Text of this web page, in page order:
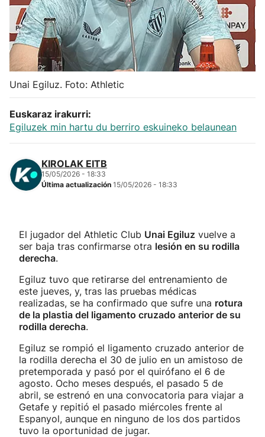
Balonmano
Kirolak 360
Atletismo
Carreras de montaña
Más deportes
"Helmuga"
Unai Egiluz. Foto: Athletic
Euskaraz irakurri:
Egiluzek min hartu du berriro eskuineko belaunean
KIROLAK EITB
15/05/2026 - 18:33
Última actualización 15/05/2026 - 18:33
El jugador del Athletic Club Unai Egiluz vuelve a
ser baja tras confirmarse otra lesión en su rodilla
derecha.
Egiluz tuvo que retirarse del entrenamiento de
este jueves, y, tras las pruebas médicas
realizadas, se ha confirmado que sufre una rotura
de la plastia del ligamento cruzado anterior de su
rodilla derecha.
Egiluz se rompió el ligamento cruzado anterior de
la rodilla derecha el 30 de julio en un amistoso de
pretemporada y pasó por el quirófano el 6 de
agosto. Ocho meses después, el pasado 5 de
abril, se estrenó en una convocatoria para viajar a
Getafe y repitió el pasado miércoles frente al
Espanyol, aunque en ninguno de los dos partidos
tuvo la oportunidad de jugar.